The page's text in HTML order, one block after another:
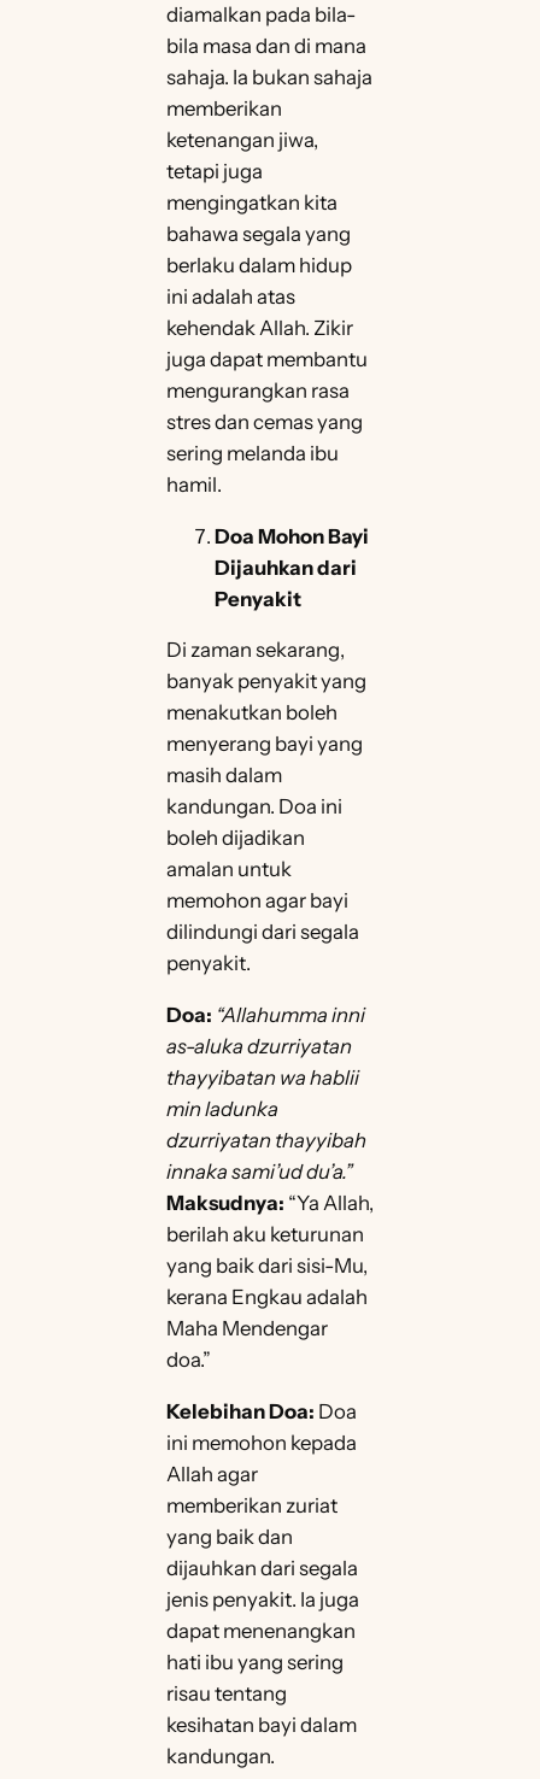
diamalkan pada bila-
bila masa dan di mana
sahaja. Ia bukan sahaja
memberikan
ketenangan jiwa,
tetapi juga
mengingatkan kita
bahawa segala yang
berlaku dalam hidup
ini adalah atas
kehendak Allah. Zikir
juga dapat membantu
mengurangkan rasa
stres dan cemas yang
sering melanda ibu
hamil.
Doa Mohon Bayi
Dijauhkan dari
Penyakit
Di zaman sekarang,
banyak penyakit yang
menakutkan boleh
menyerang bayi yang
masih dalam
kandungan. Doa ini
boleh dijadikan
amalan untuk
memohon agar bayi
dilindungi dari segala
penyakit.
Doa: “Allahumma inni
as-aluka dzurriyatan
thayyibatan wa hablii
min ladunka
dzurriyatan thayyibah
innaka sami’ud du’a.”
Maksudnya: “Ya Allah,
berilah aku keturunan
yang baik dari sisi-Mu,
kerana Engkau adalah
Maha Mendengar
doa.”
Kelebihan Doa: Doa
ini memohon kepada
Allah agar
memberikan zuriat
yang baik dan
dijauhkan dari segala
jenis penyakit. Ia juga
dapat menenangkan
hati ibu yang sering
risau tentang
kesihatan bayi dalam
kandungan.